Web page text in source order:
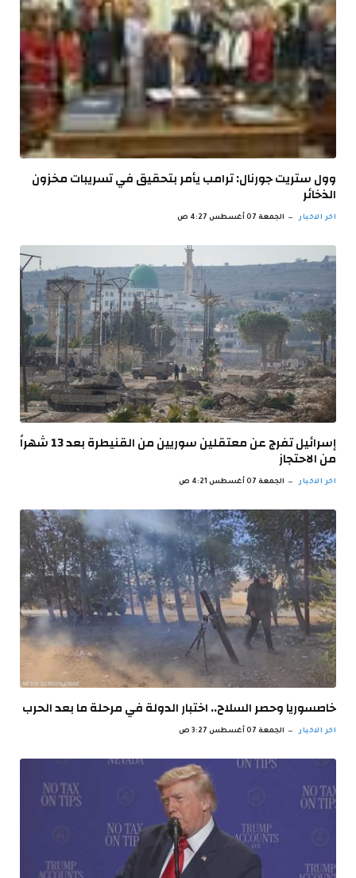
وول ستريت جورنال: ترامب يأمر بتحقيق في تسريبات مخزون
الذخائر
اخر الاخبار الجمعة 07 أغسطس 4:27 ص
إسرائيل تفرج عن معتقلين سوريين من القنيطرة بعد 13 شهراً
من الاحتجاز
اخر الاخبار الجمعة 07 أغسطس 4:21 ص
خاصسوريا وحصر السلاح.. اختبار الدولة في مرحلة ما بعد الحرب
اخر الاخبار الجمعة 07 أغسطس 3:27 ص